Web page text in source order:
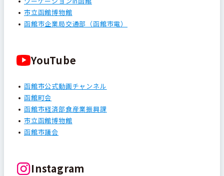
市立函館博物館
函館市企業局交通部（函館市電）
YouTube
函館市公式動画チャンネル
函館町会
函館市経済部食産業振興課
市立函館博物館
函館市議会
Instagram